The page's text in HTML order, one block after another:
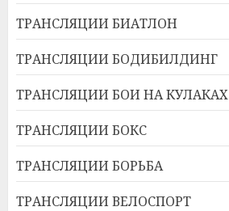
ТРАНСЛЯЦИИ БИАТЛОН
ТРАНСЛЯЦИИ БОДИБИЛДИНГ
ТРАНСЛЯЦИИ БОИ НА КУЛАКАХ
ТРАНСЛЯЦИИ БОКС
ТРАНСЛЯЦИИ БОРЬБА
ТРАНСЛЯЦИИ ВЕЛОСПОРТ